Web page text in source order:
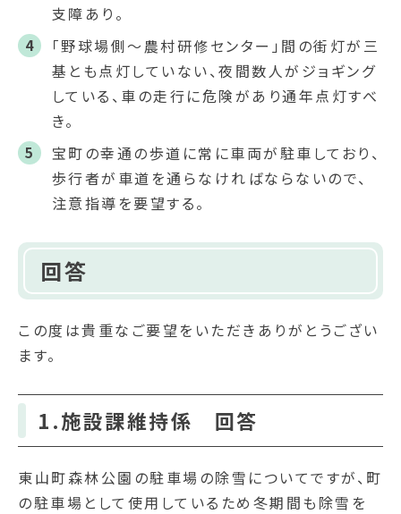
支障あり。
「野球場側～農村研修センター」間の街灯が三
基とも点灯していない、夜間数人がジョギング
している、車の走行に危険があり通年点灯すべ
き。
宝町の幸通の歩道に常に車両が駐車しており、
歩行者が車道を通らなければならないので、
注意指導を要望する。
回答
この度は貴重なご要望をいただきありがとうござい
ます。
1.施設課維持係 回答
東山町森林公園の駐車場の除雪についてですが、町
の駐車場として使用しているため冬期間も除雪を